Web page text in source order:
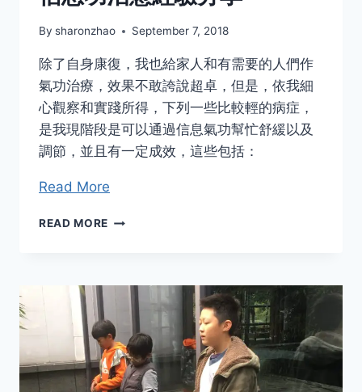
By sharonzhao September 7, 2018
除了自身康復，我也給家人和有需要的人們作
氣功治療，效果不敢誇說超卓，但是，依我細
心觀察和實踐所得，下列一些比較輕的病症，
是我現階段是可以通過信息氣功幫忙舒緩以及
調節，並且有一定成效，這些包括：
Read More
READ MORE 信
愈
驗
分
享